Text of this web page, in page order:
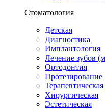
Стоматология
Детская
Диагностика
Имплантология
Лечение зубов
Ортодонтия
Протезирование
Терапевтическая
Хирургическая
Эстетическая